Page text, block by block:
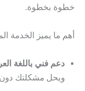
خطوة بخطوة.
أهم ما يميز الخدمة
دعم فني باللغة
ويحل مشكلتك دون